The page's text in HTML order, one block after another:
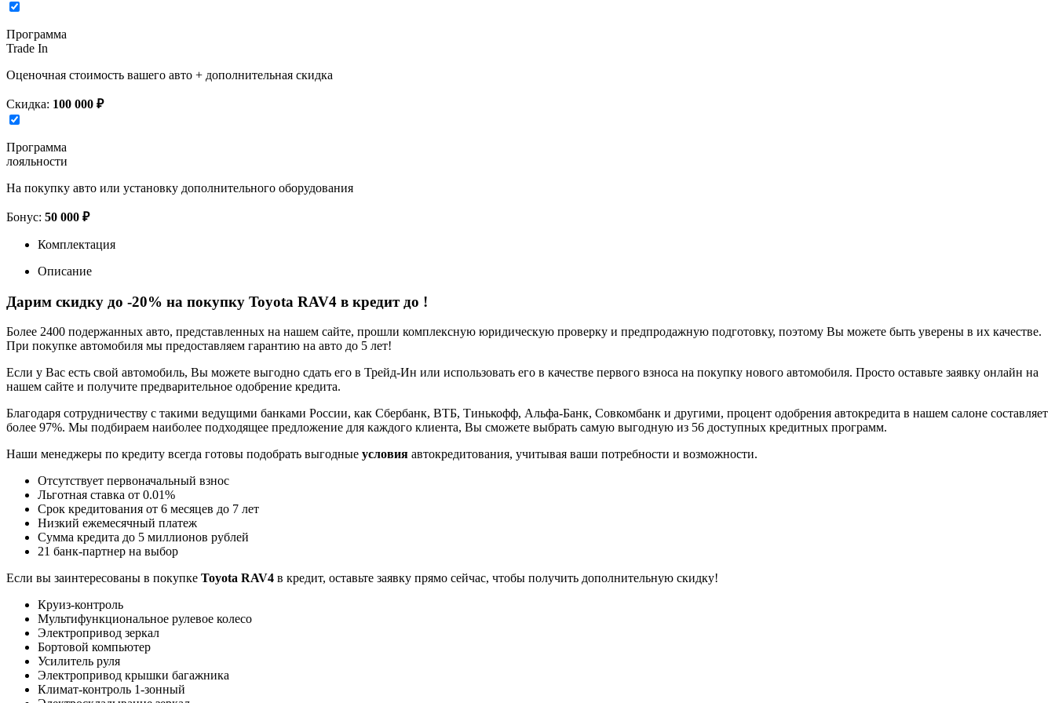
Программа
Trade In
Оценочная стоимость вашего авто + дополнительная скидка
Скидка: 100 000 ₽
Программа
лояльности
На покупку авто или установку дополнительного оборудования
Бонус: 50 000 ₽
Комплектация
Описание
Дарим скидку до -20% на покупку Toyota RAV4 в кредит до !
Более 2400 подержанных авто, представленных на нашем сайте, прошли комплексную юридическую проверку и предпродажную подготовку, поэтому Вы можете быть уверены в их качестве.
При покупке автомобиля мы предоставляем гарантию на авто до 5 лет!
Если у Вас есть свой автомобиль, Вы можете выгодно сдать его в Трейд-Ин или использовать его в качестве первого взноса на покупку нового автомобиля. Просто оставьте заявку онлайн на
нашем сайте и получите предварительное одобрение кредита.
Благодаря сотрудничеству с такими ведущими банками России, как Сбербанк, ВТБ, Тинькофф, Альфа-Банк, Совкомбанк и другими, процент одобрения автокредита в нашем салоне составляет
более 97%. Мы подбираем наиболее подходящее предложение для каждого клиента, Вы сможете выбрать самую выгодную из 56 доступных кредитных программ.
Наши менеджеры по кредиту всегда готовы подобрать выгодные условия автокредитования, учитывая ваши потребности и возможности.
Отсутствует первоначальный взнос
Льготная ставка от 0.01%
Срок кредитования от 6 месяцев до 7 лет
Низкий ежемесячный платеж
Сумма кредита до 5 миллионов рублей
21 банк-партнер на выбор
Если вы заинтересованы в покупке Toyota RAV4 в кредит, оставьте заявку прямо сейчас, чтобы получить дополнительную скидку!
Круиз-контроль
Мультифункциональное рулевое колесо
Электропривод зеркал
Бортовой компьютер
Усилитель руля
Электропривод крышки багажника
Климат-контроль 1-зонный